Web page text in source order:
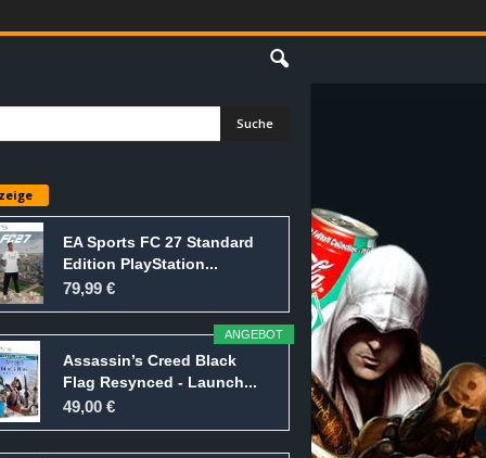
EA Sports FC 27 Standard
Edition PlayStation...
79,99 €
ANGEBOT
Assassin’s Creed Black
Flag Resynced - Launch...
49,00 €